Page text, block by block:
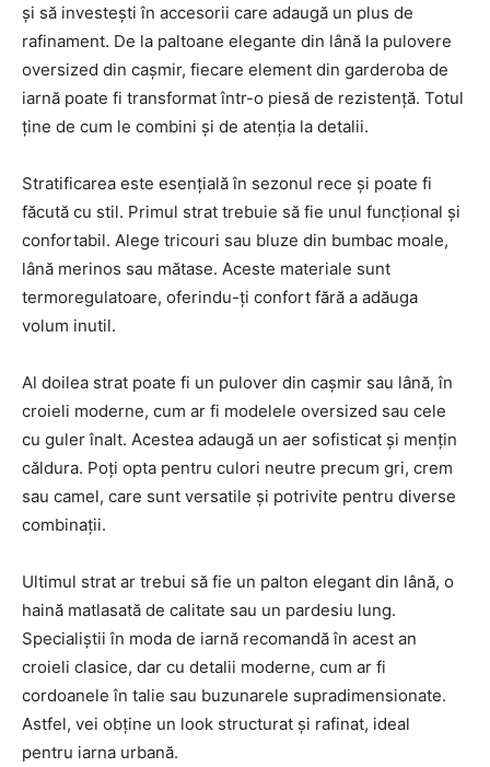
și să investești în accesorii care adaugă un plus de
rafinament. De la paltoane elegante din lână la pulovere
oversized din cașmir, fiecare element din garderoba de
iarnă poate fi transformat într-o piesă de rezistență. Totul
ține de cum le combini și de atenția la detalii.
Stratificarea este esențială în sezonul rece și poate fi
făcută cu stil. Primul strat trebuie să fie unul funcțional și
confortabil. Alege tricouri sau bluze din bumbac moale,
lână merinos sau mătase. Aceste materiale sunt
termoregulatoare, oferindu-ți confort fără a adăuga
volum inutil.
Al doilea strat poate fi un pulover din cașmir sau lână, în
croieli moderne, cum ar fi modelele oversized sau cele
cu guler înalt. Acestea adaugă un aer sofisticat și mențin
căldura. Poți opta pentru culori neutre precum gri, crem
sau camel, care sunt versatile și potrivite pentru diverse
combinații.
Ultimul strat ar trebui să fie un palton elegant din lână, o
haină matlasată de calitate sau un pardesiu lung.
Specialiștii în moda de iarnă recomandă în acest an
croieli clasice, dar cu detalii moderne, cum ar fi
cordoanele în talie sau buzunarele supradimensionate.
Astfel, vei obține un look structurat și rafinat, ideal
pentru iarna urbană.